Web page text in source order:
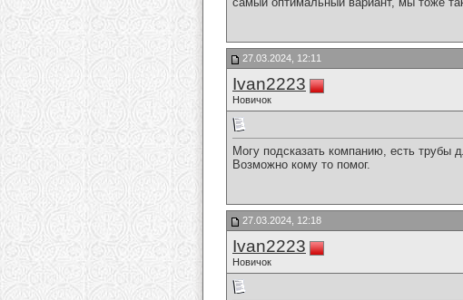
27.03.2024, 12:11
Ivan2223
Новичок
Могу подсказать компанию, есть трубы
Возможно кому то помог.
27.03.2024, 12:18
Ivan2223
Новичок